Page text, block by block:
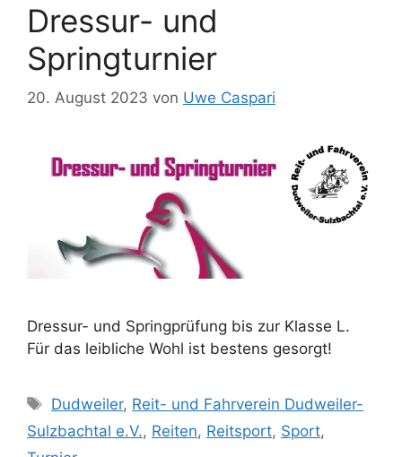
Dressur- und
Springturnier
20. August 2023 von Uwe Caspari
Dressur- und Springprüfung bis zur Klasse L.
Für das leibliche Wohl ist bestens gesorgt!
Schlagwörter
Dudweiler, Reit- und Fahrverein Dudweiler-
Sulzbachtal e.V., Reiten, Reitsport, Sport,